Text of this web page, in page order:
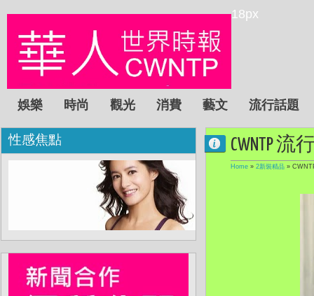
18px
娛樂 時尚 觀光 消費 藝文 流行話題
CWNTP 流
Home » 2新裝精品 »
性感焦點